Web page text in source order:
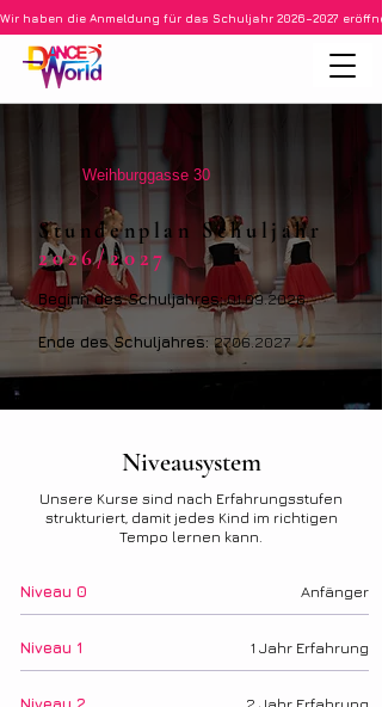
Wir haben die Anmeldung für das Schuljahr 2026–2027
Weihburggasse 30
Stundenplan Schuljahr
2026/2027
Beginn des Schuljahres:01.09.2026
Ende des Schuljahres: 27.06.2027
Niveausystem
Unsere Kurse sind nach Erfahrungsstufen
strukturiert, damit jedes Kind im richtigen
Tempo lernen kann.
​Niveau 0 Anfänger
Niveau 1 1 Jahr Erfahrung